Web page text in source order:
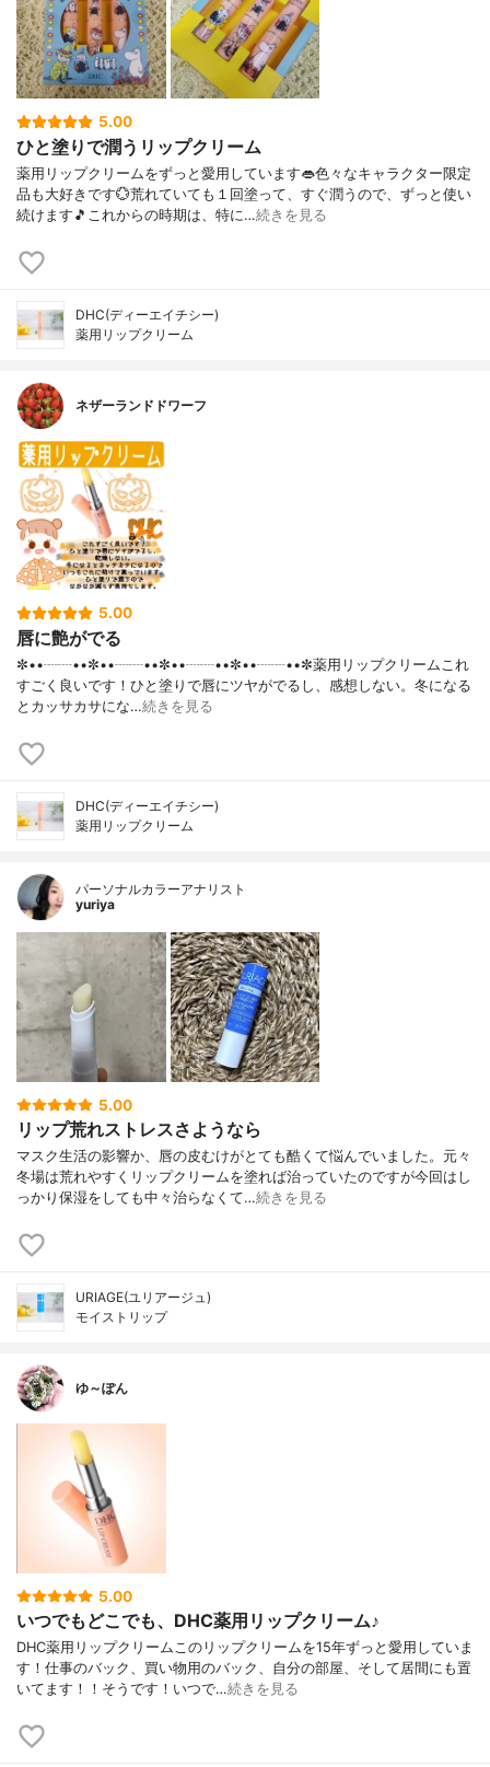
5.00
ひと塗りで潤うリップクリーム
薬用リップクリームをずっと愛用しています👄色々なキャラクター限定
品も大好きです💮荒れていても１回塗って、すぐ潤うので、ずっと使い
続けます🎵これからの時期は、特に…続きを見る
DHC(ディーエイチシー)
薬用リップクリーム
ネザーランドドワーフ
5.00
唇に艶がでる
✼••┈┈••✼••┈┈••✼••┈┈••✼••┈┈••✼薬用リップクリームこれ
すごく良いです！ひと塗りで唇にツヤがでるし、感想しない。冬になる
とカッサカサにな…続きを見る
DHC(ディーエイチシー)
薬用リップクリーム
パーソナルカラーアナリスト
yuriya
5.00
リップ荒れストレスさようなら
マスク生活の影響か、唇の皮むけがとても酷くて悩んでいました。元々
冬場は荒れやすくリップクリームを塗れば治っていたのですが今回はし
っかり保湿をしても中々治らなくて…続きを見る
URIAGE(ユリアージュ)
モイストリップ
ゆ～ぽん
5.00
いつでもどこでも、DHC薬用リップクリーム♪
DHC薬用リップクリームこのリップクリームを15年ずっと愛用していま
す！仕事のバック、買い物用のバック、自分の部屋、そして居間にも置
いてます！！そうです！いつで…続きを見る